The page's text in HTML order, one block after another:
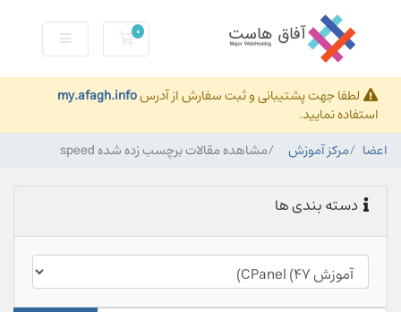
0 کارت خرید
لطفا جهت پشتیبانی و ثبت سفارش از آدرسmy.afagh.info
استفاده نمایید.
اعضا
مرکز آموزش مشاهده مقالات برچسب زده شده speed
دسته بندی ها